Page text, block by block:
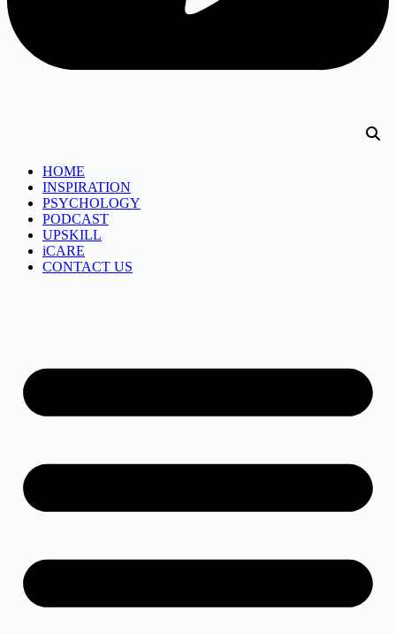
HOME
INSPIRATION
PSYCHOLOGY
PODCAST
UPSKILL
iCARE
CONTACT US